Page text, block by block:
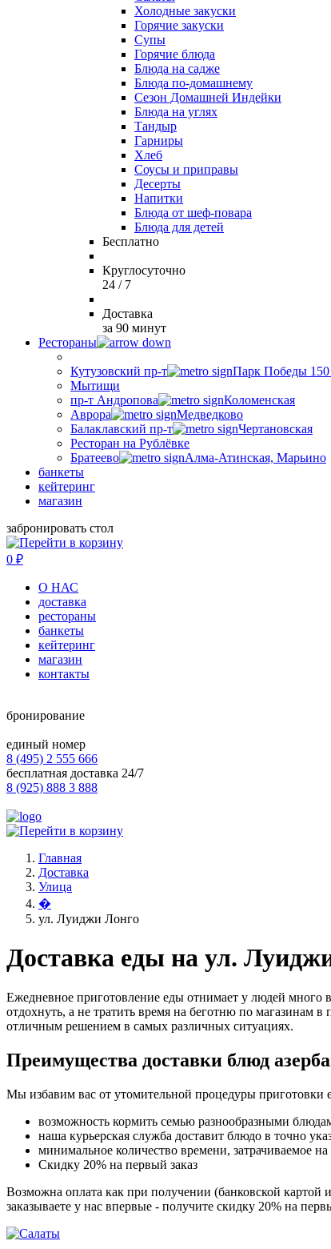
Холодные закуски
Горячие закуски
Супы
Горячие блюда
Блюда на садже
Блюда по-домашнему
Сезон Домашней Индейки
Блюда на углях
Тандыр
Гарниры
Хлеб
Соусы и приправы
Десерты
Напитки
Блюда от шеф-повара
Блюда для детей
Бесплатно
Круглосуточно
24 / 7
Доставка
за 90 минут
Рестораны
Кутузовский пр-т
Парк Победы
Мытищи
пр-т Андропова
Коломенская
Аврора
Медведково
Балаклавский пр-т
Чертановская
Ресторан на Рублёвке
Братеево
Алма-Атинская, Марьино
банкеты
кейтеринг
магазин
забронировать стол
0 ₽
О НАС
доставка
рестораны
банкеты
кейтеринг
магазин
контакты
бронирование
единый номер
8 (495) 2 555 666
бесплатная доставка 24/7
8 (925) 888 3 888
Главная
Доставка
Улица
�
ул. Луиджи Лонго
Доставка еды на ул.
Ежедневное приготовление еды отнимает у людей много
отдохнуть, а не тратить время на беготню по магазинам в
отличным решением в самых различных ситуациях.
Преимущества доставки блюд
Мы избавим вас от утомительной процедуры
возможность кормить семью разнообразными
наша курьерская служба доставит блюдо в точно
минимальное количество времени, затрачиваемое
Скидку 20% на первый заказ
Возможна оплата как при получении (банковской
заказываете у нас впервые - получите скидку 20% на